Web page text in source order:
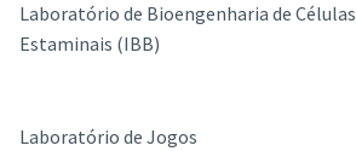
Laboratório de Bioengenharia de Células
Estaminais (IBB)
Laboratório de Jogos